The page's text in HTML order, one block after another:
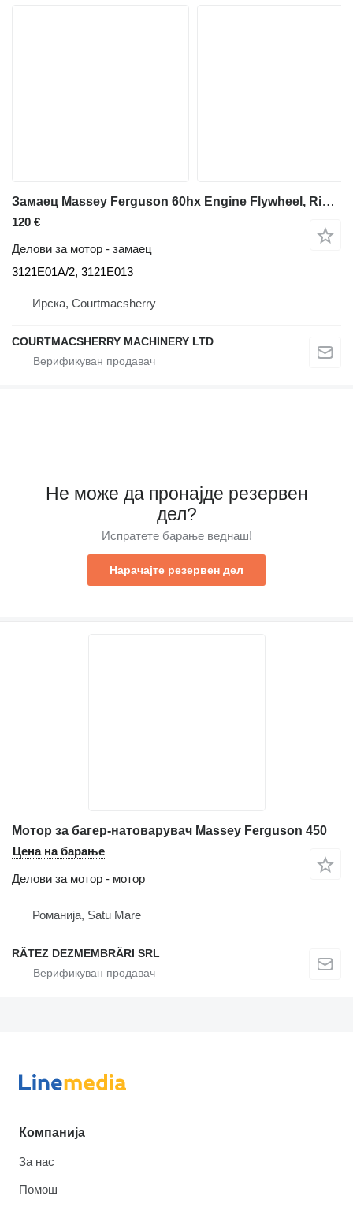
Замаец Massey Ferguson 60hx Engine Flywheel, Ring Gear 3121e01a/2, 3121e013 3121E01A/2 за багер-натоварувач Massey Ferguson 60hx
120 €
Делови за мотор - замаец
3121E01A/2, 3121E013
Ирска, Courtmacsherry
COURTMACSHERRY MACHINERY LTD
Не може да пронајде резервен
дел?
Испратете барање веднаш!
Нарачајте резервен дел
Мотор за багер-натоварувач Massey Ferguson 450
Цена на барање
Делови за мотор - мотор
Романија, Satu Mare
RĂTEZ DEZMEMBRĂRI SRL
Компанија
За нас
Помош